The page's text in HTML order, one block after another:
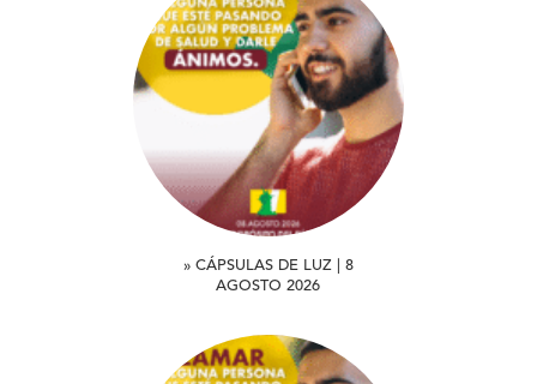
» CÁPSULAS DE LUZ | 8
AGOSTO 2026